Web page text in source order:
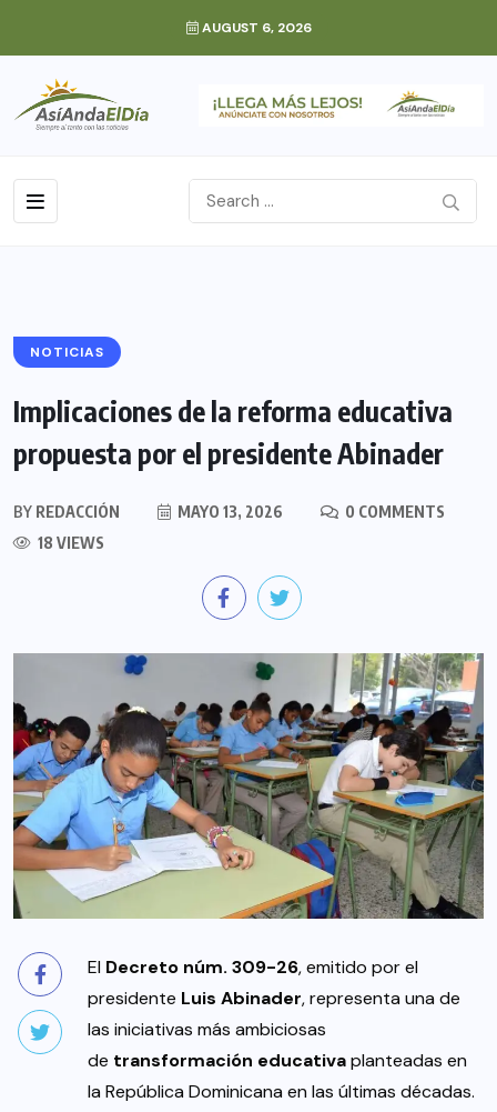
AUGUST 6, 2026
NOTICIAS
Implicaciones de la reforma educativa
propuesta por el presidente Abinader
BY REDACCIÓN MAYO 13, 2026
0 COMMENTS
18 VIEWS
El Decreto núm. 309-26, emitido por el
presidente Luis Abinader, representa una de
las iniciativas más ambiciosas
de transformación educativaplanteadas en
la República Dominicana en las últimas décadas.